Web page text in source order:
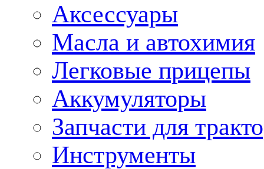
Аксессуары
Масла и автохимия
Легковые прицепы
Аккумуляторы
Запчасти для
Инструменты